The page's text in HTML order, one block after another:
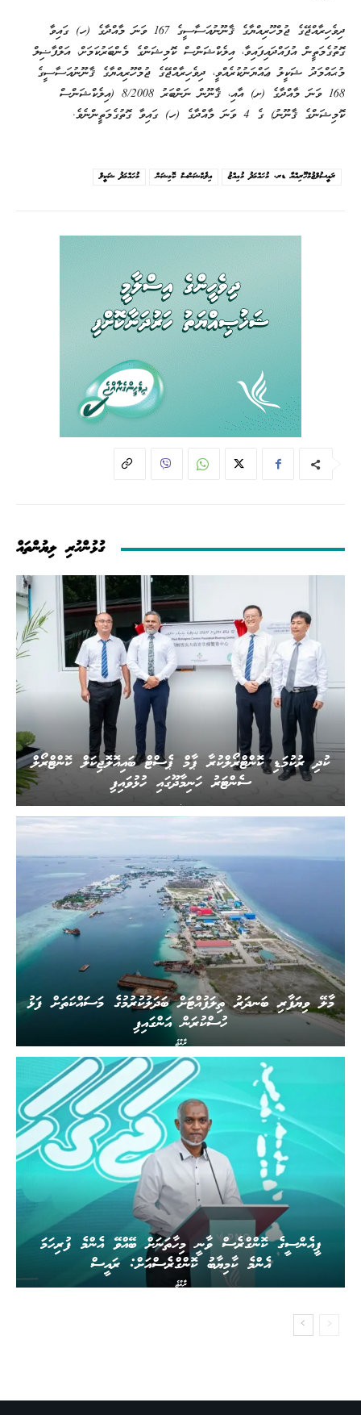
ދިވެހިރާއްޖޭގެ ޖުމްހޫރިއްޔާގެ ޤާނޫނުއަސާސީގެ 167 ވަނަ މާއްދާގެ (ހ) ގައިވާ
ގޮތުގެމަތީން އުފައްދައިފައިވާ، އިލެކްޝަންސް ކޮމިޝަންގެ މެންބަރުކަމަށް، އަލްފާޟިލް
މުޙައްމަދު ޝަކީލު ޢައްޔަނުކުރެއްވީ، ދިވެހިރާއްޖޭގެ ޖުމްހޫރިއްޔާގެ ޤާނޫނުއަސާސީގެ
168 ވަނަ މާއްދާގެ (ށ) އާއި، ޤާނޫން ނަންބަރު 8/2008 (އިލެކްޝަންސް
ކޮމިޝަންގެ ޤާނޫނު) ގެ 4 ވަނަ މާއްދާގެ (ހ) ގައިވާ ގޮތުގެމަތީންނެވެ.
ރައީސުލްޖުމްހޫރިއްޔާ ޑރ. މުޙައްމަދު މުޢިއްޒު އިލެކްޝަންސް ކޮމިޝަން މުހައްމަދު ޝަކީލް
ގުޅުންހުރި ލިޔުންތައް
ކުދި ރުކުމަޑި ކޮންޓްރޯލްކުރާ ޕާމް ޕެސްޓް ބައިއޮލޮޖިކަލް ކޮންޓްރޯލް
ސެންޓަރު ހަނިމާދޫގައި ހުޅުވައިފި
ރާއްޖެ
މާލޭ ވިޔަފާރި ބަނދަރު ތިލަފުއްޓަށް ބަދަލުކުރުމުގެ މަސައްކަތަށް ފަޅު
ހުސްކުރަން އަންގައިފި
ރާއްޖެ
ޕީއެންސީގެ ކޮންގްރެސް ވާނީ މިހާތަނަށް ބޭއްވޭ އެންމެ ފުރިހަމަ
އެންމެ ކާމިޔާބު ކޮންގްރެސްއަށް: ރައީސް